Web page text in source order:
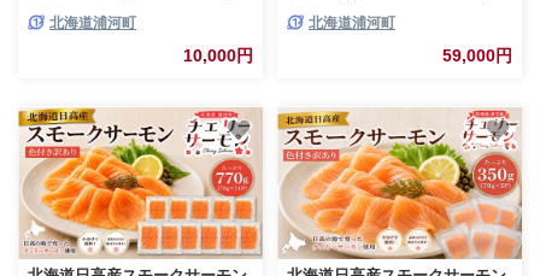
北海道浦河町
10,000円
北海道浦河町
59,000円